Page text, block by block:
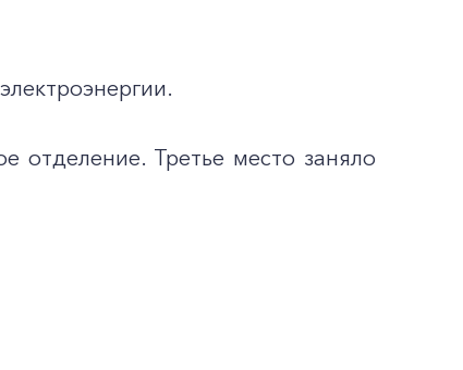
отделение. Третье место заняло